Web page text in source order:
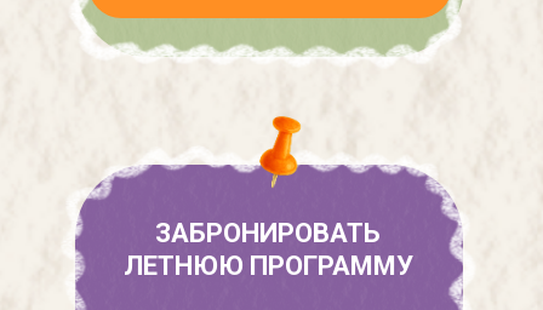
ЗАБРОНИРОВАТЬ
ЛЕТНЮЮ ПРОГРАММУ